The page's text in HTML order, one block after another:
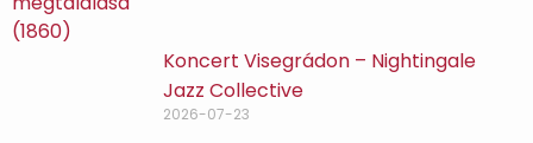
Koncert Visegrádon – Nightingale
Jazz Collective
2026-07-23